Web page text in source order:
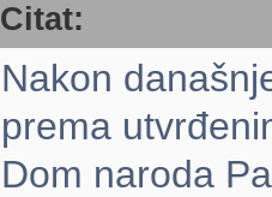
Citat:
Nakon
prema
Dom naroda